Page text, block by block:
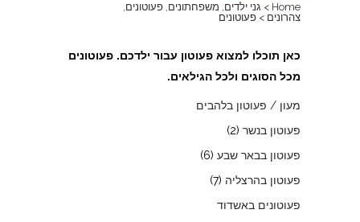
Home
> גני ילדים, משפחתונים, פעוטונים,
צהרונים > פעוטונים
כאן תוכלו למצוא פעוטון עבור ילדכם. פעוטונים
מכל הסוגים ולכל הגילאים.
מעון / פעוטון בלהבים
פעוטון בנשר (2)
פעוטון בבאר שבע (6)
פעוטון בהרצליה (7)
פעוטונים באשדוד